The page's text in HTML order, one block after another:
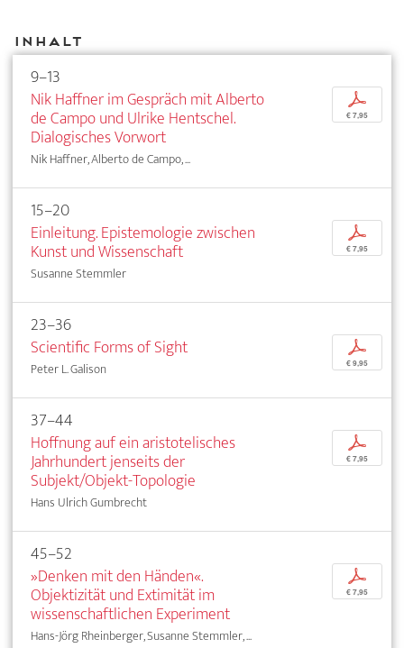
Inhalt
9–13
Nik Haffner im Gespräch mit Alberto
de Campo und Ulrike Hentschel.
Dialogisches Vorwort
Nik Haffner, Alberto de Campo, ...
p
€ 7,95
15–20
Einleitung. Epistemologie zwischen
Kunst und Wissenschaft
Susanne Stemmler
p
€ 7,95
23–36
Scientific Forms of Sight
Peter L. Galison
p
€ 9,95
37–44
Hoffnung auf ein aristotelisches
Jahrhundert jenseits der
Subjekt/Objekt-Topologie
Hans Ulrich Gumbrecht
p
€ 7,95
45–52
»Denken mit den Händen«.
Objektizität und Extimität im
wissenschaftlichen Experiment
Hans-Jörg Rheinberger, Susanne Stemmler, ...
p
€ 7,95